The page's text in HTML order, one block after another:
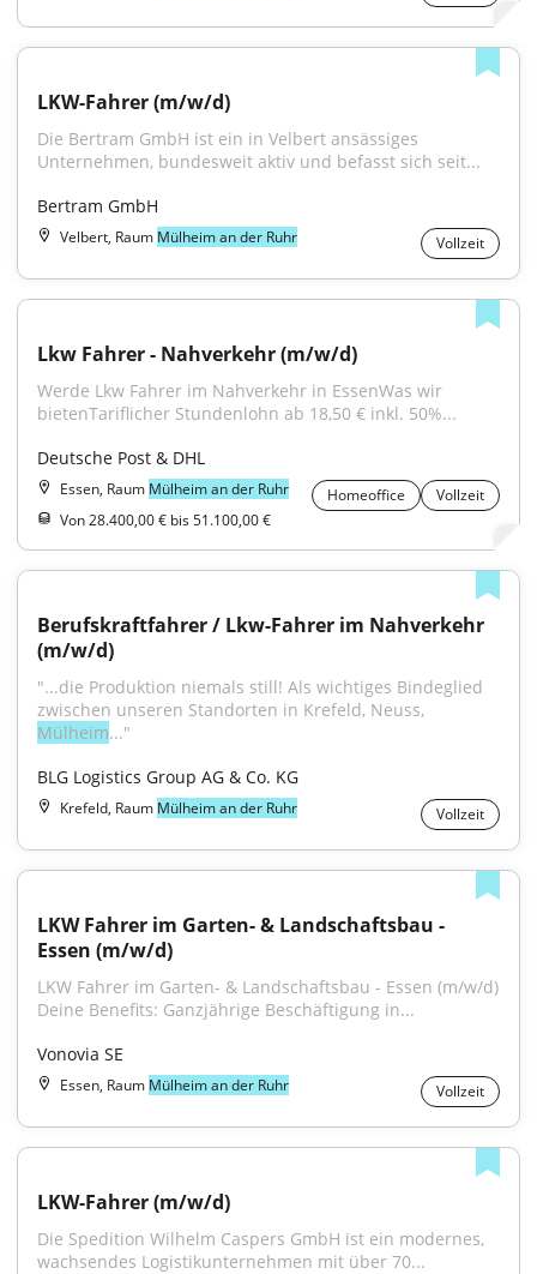
LKW-Fahrer (m/w/d)
Die Bertram GmbH ist ein in Velbert ansässiges
Unternehmen, bundesweit aktiv und befasst sich seit...
Bertram GmbH
Velbert, Raum Mülheim an der Ruhr Vollzeit
Lkw Fahrer - Nahverkehr (m/w/d)
Werde Lkw Fahrer im Nahverkehr in EssenWas wir
bietenTariflicher Stundenlohn ab 18,50 € inkl. 50%...
Deutsche Post & DHL
Essen, Raum Mülheim an der Ruhr Homeoffice
Vollzeit
Von 28.400,00 € bis 51.100,00 €
Berufskraftfahrer / Lkw-Fahrer im Nahverkehr
(m/w/d)
"...die Produktion niemals still! Als wichtiges Bindeglied
Mülheim..."
BLG Logistics Group AG & Co. KG
Krefeld, Raum Mülheim an der Ruhr Vollzeit
LKW Fahrer im Garten- & Landschaftsbau -
Essen (m/w/d)
LKW Fahrer im Garten- & Landschaftsbau - Essen (m/w/d)
Deine Benefits: Ganzjährige Beschäftigung in...
Vonovia SE
Essen, Raum Mülheim an der Ruhr Vollzeit
LKW-Fahrer (m/w/d)
Die Spedition Wilhelm Caspers GmbH ist ein modernes,
wachsendes Logistikunternehmen mit über 70...